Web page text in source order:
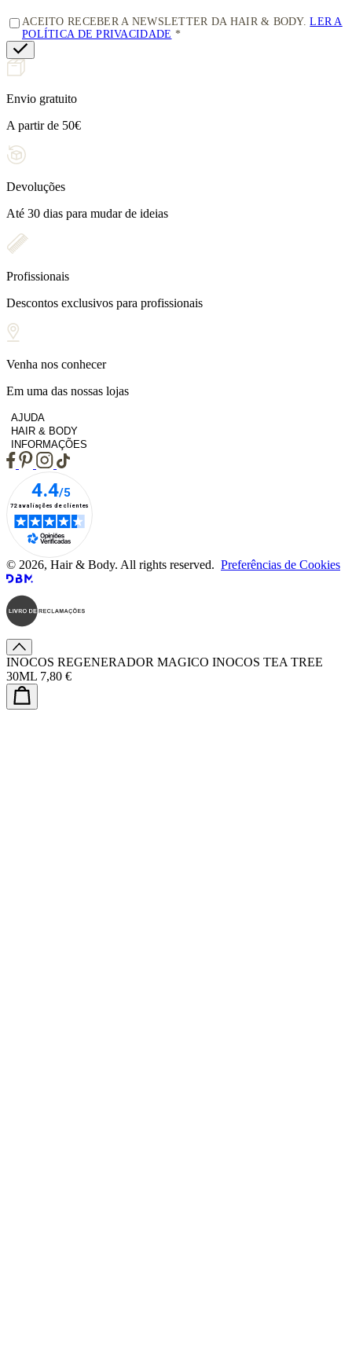
ACEITO RECEBER A NEWSLETTER DA HAIR & BODY.LER A
POLÍTICA DE PRIVACIDADE
Envio gratuito
A partir de 50€
Devoluções
Até 30 dias para mudar de ideias
Profissionais
Descontos exclusivos para profissionais
Venha nos conhecer
Em uma das nossas lojas
AJUDA
HAIR & BODY
INFORMAÇÕES
© 2026, Hair & Body. All rights reserved. Preferências de Cookies
INOCOS REGENERADOR MAGICO INOCOS TEA TREE
30ML 7,80 €